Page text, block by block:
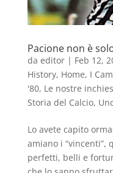
Pacione non è
da editor| Feb 12,
History, Home, I
'80, Le nostre
Storia del Calcio,
Lo avete capito
amiano i “vincenti”,
perfetti, belli e